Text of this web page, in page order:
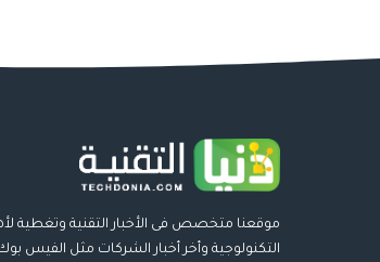
موقعنا متخصص فى الأخبار التقنية وتغطية
التكنولوجية وأخر أخبار الشركات مثل الفيس